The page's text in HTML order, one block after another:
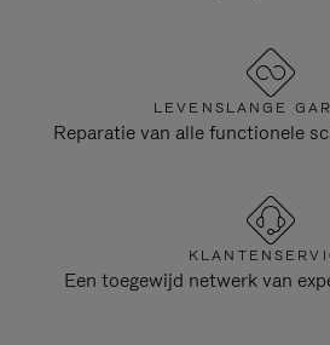
LEVENSLANGE
Reparatie van alle functionele
Een toegewijd netwerk van